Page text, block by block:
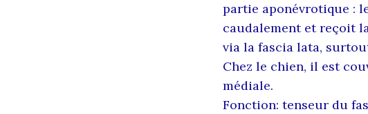
partie aponévrotique :
caudalement et reçoit
via la fascia lata,
Chez le chien, il est
médiale.
Fonction: tenseur du